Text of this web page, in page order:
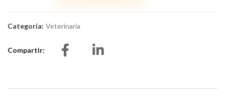
Categoría: Veterinaria
Compartir